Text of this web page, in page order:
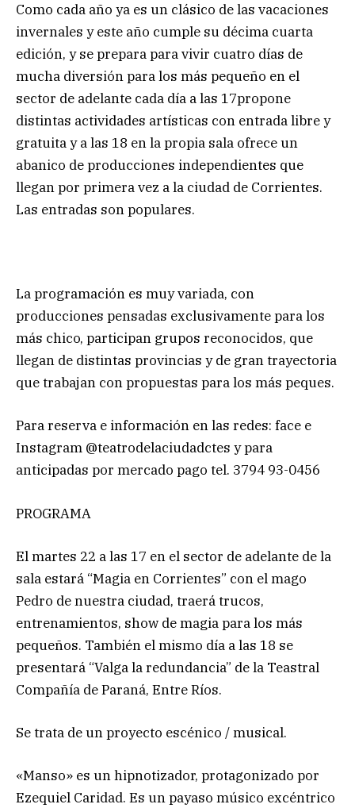
Como cada año ya es un clásico de las vacaciones
invernales y este año cumple su décima cuarta
edición, y se prepara para vivir cuatro días de
mucha diversión para los más pequeño en el
sector de adelante cada día a las 17propone
distintas actividades artísticas con entrada libre y
gratuita y a las 18 en la propia sala ofrece un
abanico de producciones independientes que
llegan por primera vez a la ciudad de Corrientes.
Las entradas son populares.
La programación es muy variada, con
producciones pensadas exclusivamente para los
más chico, participan grupos reconocidos, que
llegan de distintas provincias y de gran trayectoria
que trabajan con propuestas para los más peques.
Para reserva e información en las redes: face e
Instagram @teatrodelaciudadctes y para
anticipadas por mercado pago tel. 3794 93-0456
PROGRAMA
El martes 22 a las 17 en el sector de adelante de la
sala estará “Magia en Corrientes” con el mago
Pedro de nuestra ciudad, traerá trucos,
entrenamientos, show de magia para los más
pequeños. También el mismo día a las 18 se
presentará “Valga la redundancia” de la Teastral
Compañía de Paraná, Entre Ríos.
Se trata de un proyecto escénico / musical.
«Manso» es un hipnotizador, protagonizado por
Ezequiel Caridad. Es un payaso músico excéntrico